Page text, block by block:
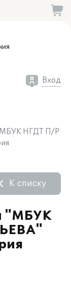
Вход
"МБУК НГДТ П/Р
"МБУК
К списку